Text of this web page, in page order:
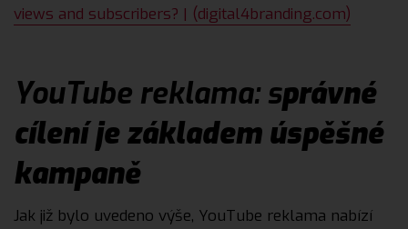
views and subscribers? | (digital4branding.com)
YouTube reklama: správné
cílení je základem úspěšné
kampaně
Jak již bylo uvedeno výše, YouTube reklama nabízí